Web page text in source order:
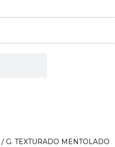
/ G. TEXTURADO MENTOLADO